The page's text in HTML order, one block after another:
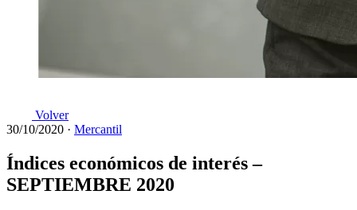
Volver
30/10/2020 · Mercantil
Índices económicos de interés –
SEPTIEMBRE 2020